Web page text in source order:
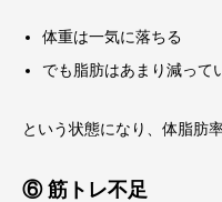
体重は一気に落ちる
でも脂肪はあまり減って
という状態になり、体脂肪
⑥ 筋トレ不足